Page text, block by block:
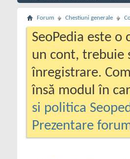
Forum Chestiuni generale
SeoPedia este
un cont, trebuie
înregistrare.
însă modul în
si politica
Prezentare